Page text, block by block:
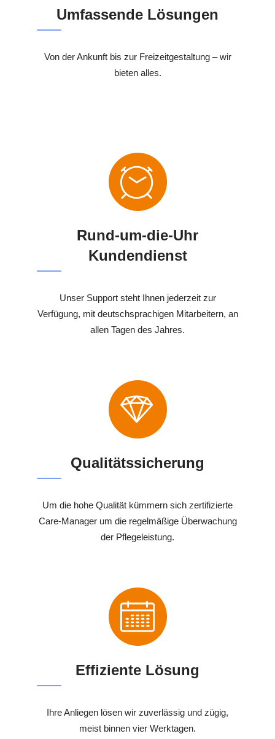
Umfassende Lösungen
Von der Ankunft bis zur Freizeitgestaltung – wir
bieten alles.
Rund-um-die-Uhr
Kundendienst
Unser Support steht Ihnen jederzeit zur
Verfügung, mit deutschsprachigen Mitarbeitern, an
allen Tagen des Jahres.
Qualitätssicherung
Um die hohe Qualität kümmern sich zertifizierte
Care-Manager um die regelmäßige Überwachung
der Pflegeleistung.
Effiziente Lösung
Ihre Anliegen lösen wir zuverlässig und zügig,
meist binnen vier Werktagen.